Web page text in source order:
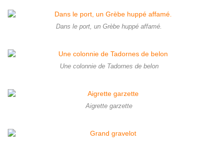
Dans le port, un Grèbe huppé affamé.
Une colonnie de Tadornes de belon
Aigrette garzette